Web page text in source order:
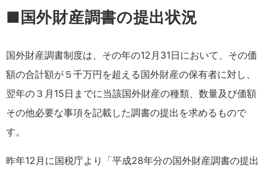
■国外財産調書の提出状況
国外財産調書制度は、その年の12月31日において、その価
額の合計額が５千万円を超える国外財産の保有者に対し、
翌年の３月15日までに当該国外財産の種類、数量及び価額
その他必要な事項を記載した調書の提出を求めるもので
す。
昨年12月に国税庁より「平成28年分の国外財産調書の提出